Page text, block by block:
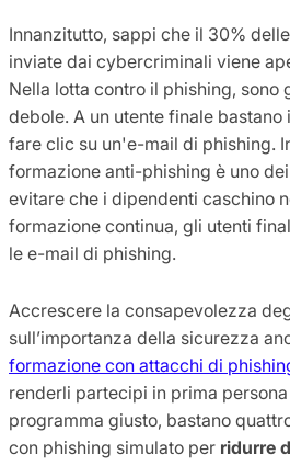
Innanzitutto, sappi che il 30%
inviate dai cybercriminali viene
Nella lotta contro il phishing, sono
debole. A un utente finale bastano
fare clic su un'e-mail di phishing.
formazione anti-phishing è uno
evitare che i dipendenti caschino
formazione continua, gli utenti
le e-mail di phishing.
Accrescere la consapevolezza
sull’importanza della sicurezza
formazione con attacchi di
renderli partecipi in prima
programma giusto, bastano
con phishing simulato per ridurre